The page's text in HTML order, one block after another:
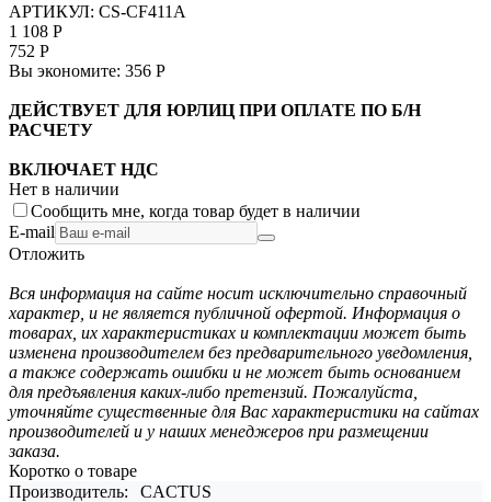
АРТИКУЛ: CS-CF411A
1 108 Р
752 Р
Вы экономите: 356 Р
ДЕЙСТВУЕТ ДЛЯ ЮРЛИЦ ПРИ ОПЛАТЕ ПО Б/Н
РАСЧЕТУ
ВКЛЮЧАЕТ НДС
Нет в наличии
Сообщить мне, когда товар будет в наличии
E-mail
Отложить
Вся информация на сайте носит исключительно справочный
характер, и не является публичной офертой. Информация о
товарах, их характеристиках и комплектации может быть
изменена производителем без предварительного уведомления,
а также содержать ошибки и не может быть основанием
для предъявления каких-либо претензий. Пожалуйста,
уточняйте существенные для Вас характеристики на сайтах
производителей и у наших менеджеров при размещении
заказа.
Коротко о товаре
Производитель:
CACTUS